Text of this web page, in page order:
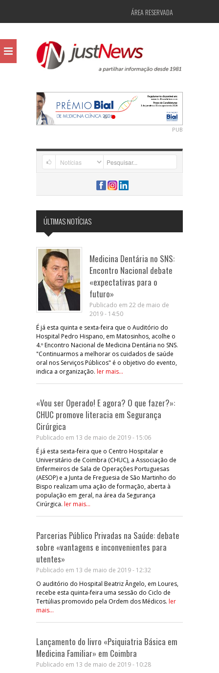
ÁREA RESERVADA
PUB
ÚLTIMAS NOTÍCIAS
Medicina Dentária no SNS:
Encontro Nacional debate
«expectativas para o
futuro»
Publicado em 22 de maio de
2019 - 14:50
É já esta quinta e sexta-feira que o Auditório do
Hospital Pedro Hispano, em Matosinhos, acolhe o
4.º Encontro Nacional de Medicina Dentária no SNS.
"Continuarmos a melhorar os cuidados de saúde
oral nos Serviços Públicos" é o objetivo do evento,
indica a organização. ler mais...
«Vou ser Operado! E agora? O que fazer?»:
CHUC promove literacia em Segurança
Cirúrgica
Publicado em 13 de maio de 2019 - 15:06
É já esta sexta-feira que o Centro Hospitalar e
Universitário de Coimbra (CHUC), a Associação de
Enfermeiros de Sala de Operações Portuguesas
(AESOP) e a Junta de Freguesia de São Martinho do
Bispo realizam uma ação de formação, aberta à
população em geral, na área da Segurança
Cirúrgica. ler mais...
Parcerias Público Privadas na Saúde: debate
sobre «vantagens e inconvenientes para
utentes»
Publicado em 13 de maio de 2019 - 12:32
O auditório do Hospital Beatriz Ângelo, em Loures,
recebe esta quinta-feira uma sessão do Ciclo de
Tertúlias promovido pela Ordem dos Médicos. ler
mais...
Lançamento do livro «Psiquiatria Básica em
Medicina Familiar» em Coimbra
Publicado em 13 de maio de 2019 - 10:28